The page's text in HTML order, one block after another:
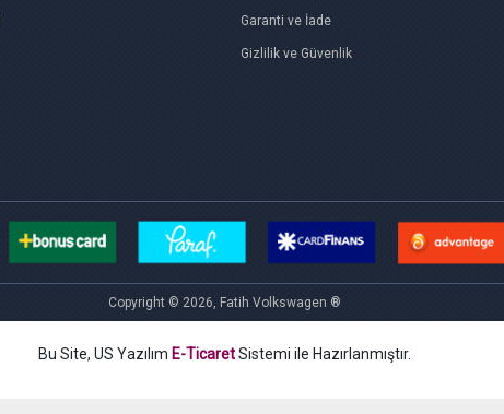
Garanti ve İade
Gizlilik ve Güvenlik
Copyright © 2026, Fatih Volkswagen ®
Bu Site, US Yazılım E-TicaretSistemi ile Hazırlanmıştır.